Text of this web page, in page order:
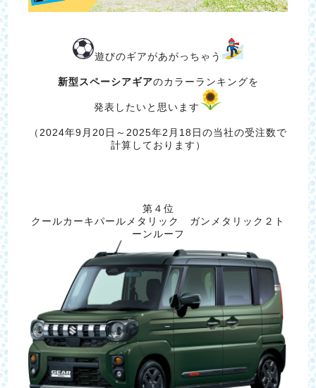
遊びのギアがあがっちゃう
新型スペーシアギアのカラーランキングを
発表したいと思います
（2024年9月20日～2025年2月18日の当社の受注数で
計算しております）
第４位
クールカーキパールメタリック ガンメタリック２ト
ーンルーフ